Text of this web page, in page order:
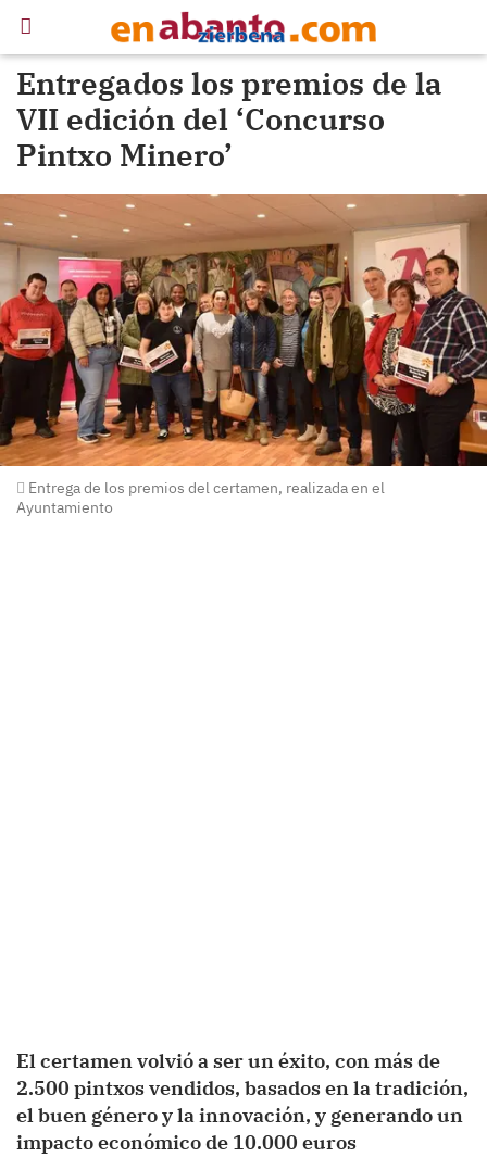
Entregados los premios de la
VII edición del ‘Concurso
Pintxo Minero’
Entrega de los premios del certamen, realizada en el
Ayuntamiento
El certamen volvió a ser un éxito, con más de
2.500 pintxos vendidos, basados en la tradición,
el buen género y la innovación, y generando un
impacto económico de 10.000 euros